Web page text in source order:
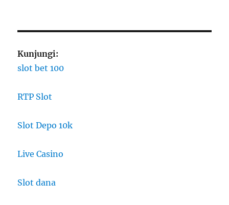
Kunjungi:
slot bet 100
RTP Slot
Slot Depo 10k
Live Casino
Slot dana